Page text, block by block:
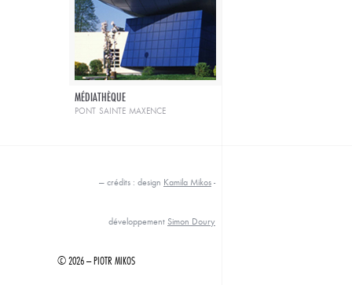
MÉDIATHÈQUE
pont sainte maxence
— crédits : design Kamila Mikos -
développement Simon Doury
© 2026 — PIOTR MIKOS